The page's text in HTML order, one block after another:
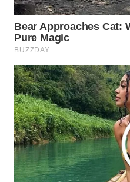
WN
BINTAN
WN
WN
LIKUPANG
WN
LABUANBAJO